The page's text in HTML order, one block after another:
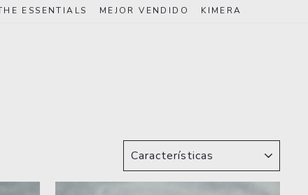
ESSENTIALS MEJOR VENDIDO KIMERA
ORDENAR